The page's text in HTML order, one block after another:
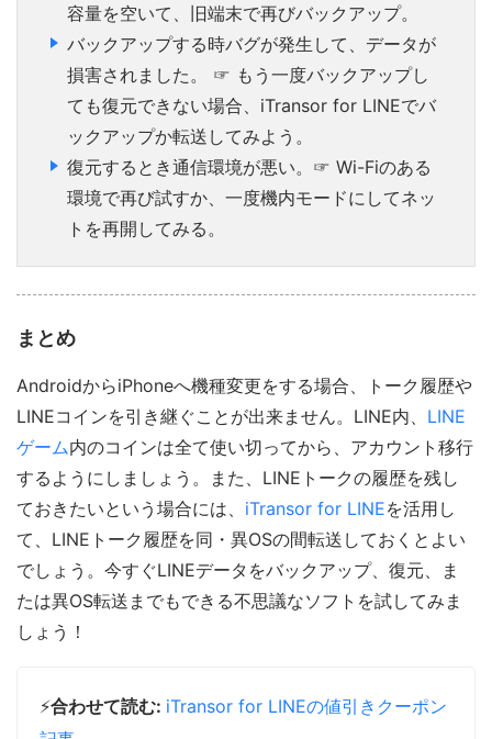
容量を空いて、旧端末で再びバックアップ。
バックアップする時バグが発生して、データが
損害されました。 ☞ もう一度バックアップし
ても復元できない場合、iTransor for LINEでバ
ックアップか転送してみよう。
復元するとき通信環境が悪い。☞ Wi-Fiのある
環境で再び試すか、一度機内モードにしてネッ
トを再開してみる。
まとめ
AndroidからiPhoneへ機種変更をする場合、トーク履歴や
LINEコインを引き継ぐことが出来ません。LINE内、 LINE
ゲーム内のコインは全て使い切ってから、アカウント移行
するようにしましょう。また、LINEトークの履歴を残し
ておきたいという場合には、 iTransor for LINEを活用し
て、LINEトーク履歴を同・異OSの間転送しておくとよい
でしょう。今すぐLINEデータをバックアップ、復元、ま
たは異OS転送までもできる不思議なソフトを試してみま
しょう！
⚡合わせて読む: iTransor for LINEの値引きクーポン